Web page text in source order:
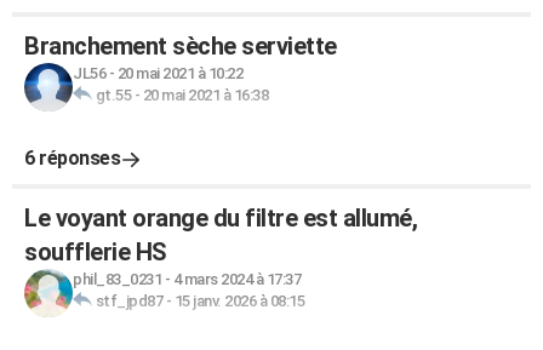
Branchement sèche serviette
JL56- 20 mai 2021 à 10:22
gt.55- 20 mai 2021 à 16:38
6 réponses
Le voyant orange du filtre est allumé,
soufflerie HS
phil_83_0231 - 4 mars 2024 à 17:37
stf_jpd87- 15 janv. 2026 à 08:15